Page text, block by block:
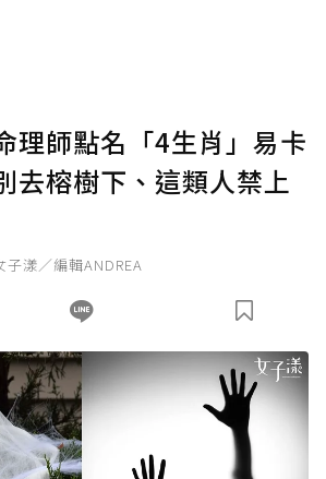
確認送出
利點數：0點；前往 購買點數
理師點名「4生肖」易卡
去榕樹下、這類人禁上
子漾／編輯ANDREA